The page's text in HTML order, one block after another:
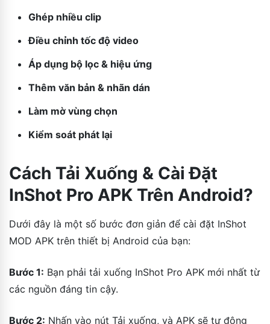
Ghép nhiều clip
Điều chỉnh tốc độ video
Áp dụng bộ lọc & hiệu ứng
Thêm văn bản & nhãn dán
Làm mờ vùng chọn
Kiểm soát phát lại
Cách Tải Xuống & Cài Đặt
InShot Pro APK Trên Android?
Dưới đây là một số bước đơn giản để cài đặt InShot
MOD APK trên thiết bị Android của bạn:
Bước 1: Bạn phải tải xuống InShot Pro APK mới nhất từ
các nguồn đáng tin cậy.
Bước 2: Nhấn vào nút Tải xuống, và APK sẽ tự động